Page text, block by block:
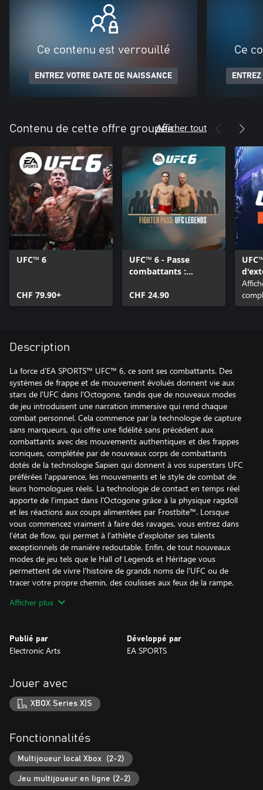
Ce contenu est verrouillé
ENTREZ VOTRE DATE DE NAISSANCE
Ce
Contenu de cette offre groupéeAfficher tout
UFC™ 6
CHF 79.90+
UFC™ 6 - Passe
combattants :
CHF 24.90
Description
La force d'EA SPORTS™ UFC™ 6, ce sont ses combattants. Des
systèmes de frappe et de mouvement évolués donnent vie aux
stars de l'UFC dans l'Octogone, tandis que de nouveaux modes
de jeu introduisent une narration immersive qui rend chaque
combat personnel. Cela commence par la technologie de capture
sans marqueurs, qui offre une fidélité sans précédent aux
combattants avec des mouvements authentiques et des frappes
iconiques, complétée par de nouveaux corps de combattants
dotés de la technologie Sapien qui donnent à vos superstars UFC
préférées l'apparence, les mouvements et le style de combat de
leurs homologues réels. La technologie de contact en temps réel
apporte de l'impact dans l'Octogone grâce à la physique ragdoll
et les réactions aux coups alimentées par Frostbite™. Lorsque
vous commencez vraiment à faire des ravages, vous entrez dans
l'état de flow, qui permet à l'athlète d'exploiter ses talents
exceptionnels de manière redoutable. Enfin, de tout nouveaux
modes de jeu tels que le Hall of Legends et Héritage vous
permettent de vivre l'histoire de grands noms de l'UFC ou de
tracer votre propre chemin, des coulisses aux feux de la rampe.
iconiques.
combattants. Accès instantané à Randy Couture et Ken
Shamrock, qui font tous les deux leurs débuts dans EA SPORTS
UFC + 6 combattants à venir)
incluant de nouveaux modes et plus encore. À venir à l'hiver
- Pass VIP skins de combattant (Henry Cejudo (UFC 238), Joanna
Jedrzejczyk (UFC 248), Jiri Prochazka (UFC 295), Khalil Rountree
(UFC 307) et Jon Jones (UFC 182), 6 objets cosmétiques VIP, 3
Afficher plus
Publié par
Electronic Arts
Développé par
EA SPORTS
Jouer avec
XBOX Series X|S
Fonctionnalités
Multijoueur local Xbox (2-2)
Jeu multijoueur en ligne (2-2)